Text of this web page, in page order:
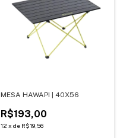
MESA HAWAPI | 40X56
R$193,00
12 x de R$19,56